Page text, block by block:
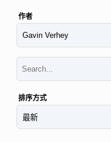
作者
排序方式